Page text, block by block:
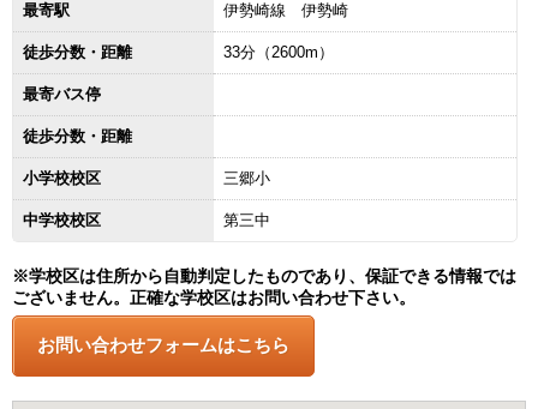
最寄駅 伊勢崎線 伊勢崎
徒歩分数・距離 33分（2600m）
最寄バス停
徒歩分数・距離
小学校校区 三郷小
中学校校区 第三中
※学校区は住所から自動判定したものであり、保証できる情報では
ございません。正確な学校区はお問い合わせ下さい。